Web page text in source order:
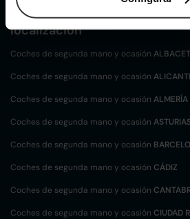
Coches desegunda mano y
localización
Coches de segunda mano y ocasión
Coches de segunda mano y ocasión
Coches de segunda mano y ocasión ALMERÍA
Coches de segunda mano y ocasión
Coches de segunda mano y ocasión
Coches de segunda mano y ocasión CÁDIZ
Coches de segunda mano y ocasión
Coches de segunda mano y ocasión CIUDAD